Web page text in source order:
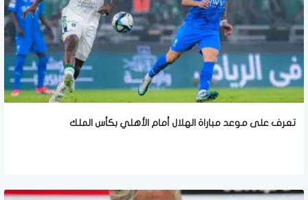
تعرف على موعد مباراة الهلال أمام الأهلي بكأس الملك